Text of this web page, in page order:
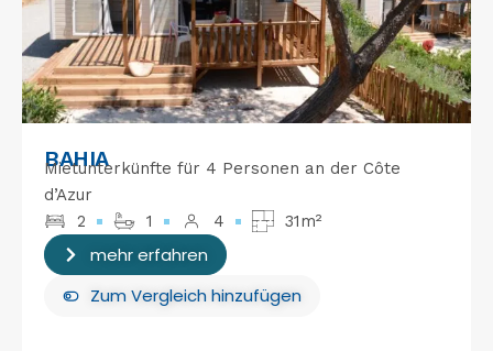
BAHIA
Mietunterkünfte für 4 Personen an der Côte
d’Azur
2
1 4 31m²
mehr erfahren
Zum Vergleich hinzufügen